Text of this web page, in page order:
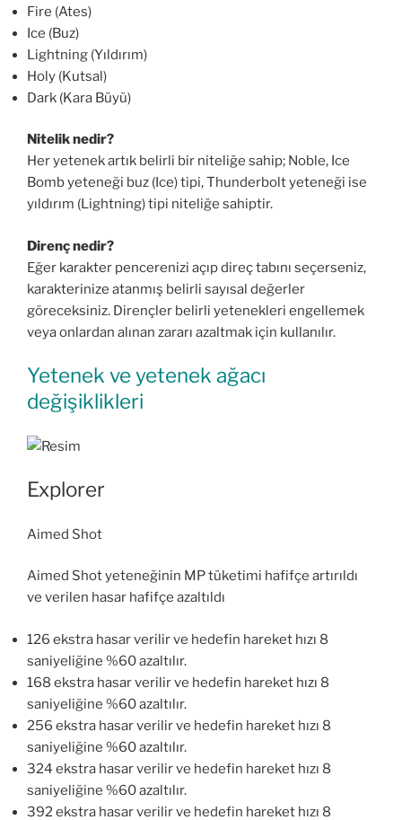
Fire (Ates)
Ice (Buz)
Lightning (Yıldırım)
Holy (Kutsal)
Dark (Kara Büyü)
Nitelik nedir?
Her yetenek artık belirli bir niteliğe sahip; Noble, Ice
Bomb yeteneği buz (Ice) tipi, Thunderbolt yeteneği ise
yıldırım (Lightning) tipi niteliğe sahiptir.
Direnç nedir?
Eğer karakter pencerenizi açıp direç tabını seçerseniz,
karakterinize atanmış belirli sayısal değerler
göreceksiniz. Dirençler belirli yetenekleri engellemek
veya onlardan alınan zararı azaltmak için kullanılır.
Yetenek ve yetenek ağacı
değişiklikleri
Explorer
Aimed Shot
Aimed Shot yeteneğinin MP tüketimi hafifçe artırıldı
ve verilen hasar hafifçe azaltıldı
126 ekstra hasar verilir ve hedefin hareket hızı 8
saniyeliğine %60 azaltılır.
168 ekstra hasar verilir ve hedefin hareket hızı 8
saniyeliğine %60 azaltılır.
256 ekstra hasar verilir ve hedefin hareket hızı 8
saniyeliğine %60 azaltılır.
324 ekstra hasar verilir ve hedefin hareket hızı 8
saniyeliğine %60 azaltılır.
392 ekstra hasar verilir ve hedefin hareket hızı 8